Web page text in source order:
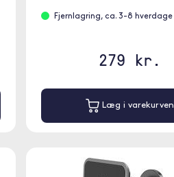
Fjernlagring, ca. 3-8 hverdage
279 kr.
Læg i varekurven